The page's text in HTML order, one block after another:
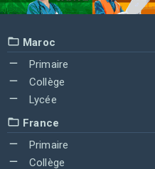
Maroc
Primaire
Collège
Lycée
France
Primaire
Collège